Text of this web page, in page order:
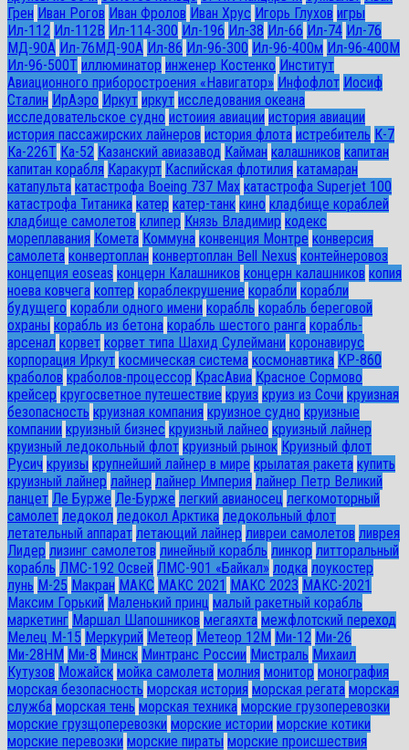
Грен Иван Рогов Иван Фролов Иван Хрус Игорь Глухов игры
Ил-112 Ил-112В Ил-114-300 Ил-196 Ил-38 Ил-66 Ил-74 Ил-76
МД-90А Ил-76МД-90А Ил-86 Ил-96-300 Ил-96-400м Ил-96-400М
Ил-96-500Т иллюминатор инженер Костенко Институт
Авиационного приборостроения «Навигатор» Инфофлот Иосиф
Сталин ИрАэро Иркут иркут исследования океана
исследовательское судно истоиия авиации история авиации
история пассажирских лайнеров история флота истребитель К-7
Ка-226Т Ка-52 Казанский авиазавод Кайман калашников капитан
капитан корабля Каракурт Каспийская флотилия катамаран
катапульта катастрофа Boeing 737 Max катастрофа Superjet 100
катастрофа Титаника катер катер-танк кино кладбище кораблей
кладбище самолетов клипер Князь Владимир кодекс
мореплавания Комета Коммуна конвенция Монтре конверсия
самолета конвертоплан конвертоплан Bell Nexus контейнеровоз
концепция eoseas концерн Калашников концерн калашников копия
ноева ковчега коптер кораблекрушение корабли корабли
будущего корабли одного имени корабль корабль береговой
охраны корабль из бетона корабль шестого ранга корабль-
арсенал корвет корвет типа Шахид Сулеймани коронавирус
корпорация Иркут космическая система космонавтика КР-860
краболов краболов-процессор КрасАвиа Красное Сормово
крейсер кругосветное путешествие круиз круиз из Сочи круизная
безопасность круизная компания круизное судно круизные
компании круизный бизнес круизный лайнео круизный лайнер
круизный ледокольный флот круизный рынок Круизный флот
Русич круизы крупнейший лайнер в мире крылатая ракета купить
круизный лайнер лайнер лайнер Империя лайнер Петр Великий
ланцет Ле Бурже Ле-Бурже легкий авианосец легкомоторный
самолет ледокол ледокол Арктика ледокольный флот
летательный аппарат летающий лайнер ливреи самолетов ливрея
Лидер лизинг самолетов линейный корабль линкор литторальный
корабль ЛМС-192 Освей ЛМС-901 «Байкал» лодка лоукостер
лунь М-25 Макран МАКС МАКС 2021 МАКС 2023 МАКС-2021
Максим Горький Маленький принц малый ракетный корабль
маркетинг Маршал Шапошников мегаяхта межфлотский переход
Мелец М-15 Меркурий Метеор Метеор 12М Ми-12 Ми-26
Ми-28HM Ми-8 Минск Минтранс России Мистраль Михаил
Кутузов Можайск мойка самолета молния монитор монография
морская безопасность морская история морская регата морская
служба морская тень морская техника морские грузоперевозки
морские грузщоперевозки морские истории морские котики
морские перевозки морские пираты морские происшествия